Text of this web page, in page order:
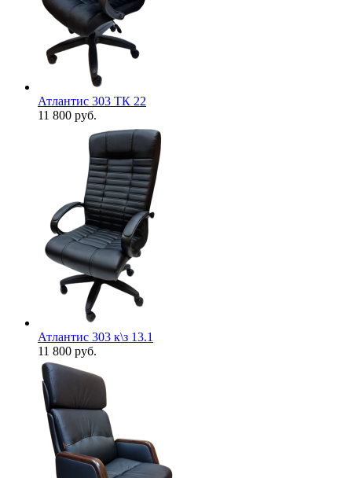
Атлантис 303 ТК 22
11 800 руб.
Атлантис 303 к\з 13.1
11 800 руб.